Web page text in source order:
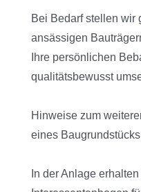
Bei Bedarf stellen wir
ansässigen
Ihre persönlichen
qualitätsbewusst
Hinweise zum
eines
In der Anlage